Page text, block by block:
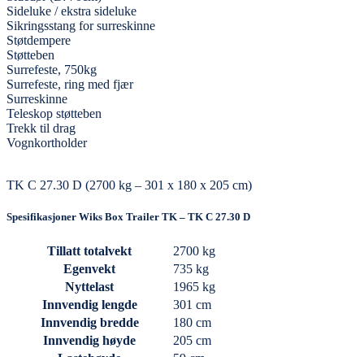
Sideluke / ekstra sideluke
Sikringsstang for surreskinne
Støtdempere
Støtteben
Surrefeste, 750kg
Surrefeste, ring med fjær
Surreskinne
Teleskop støtteben
Trekk til drag
Vognkortholder
TK C 27.30 D (2700 kg – 301 x 180 x 205 cm)
Spesifikasjoner Wiks Box Trailer TK – TK C 27.30 D
Tillatt totalvekt
2700 kg
Egenvekt
735 kg
Nyttelast
1965 kg
Innvendig lengde
301 cm
Innvendig bredde
180 cm
Innvendig høyde
205 cm